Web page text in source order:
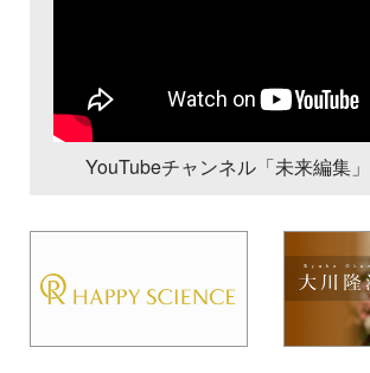
YouTubeチャンネル「未来編集